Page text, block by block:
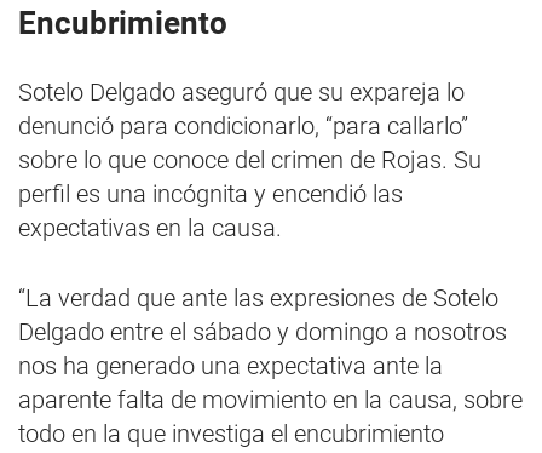
Encubrimiento
Sotelo Delgado aseguró que su expareja lo
denunció para condicionarlo, “para callarlo”
sobre lo que conoce del crimen de Rojas. Su
perfil es una incógnita y encendió las
expectativas en la causa.
“La verdad que ante las expresiones de Sotelo
Delgado entre el sábado y domingo a nosotros
nos ha generado una expectativa ante la
aparente falta de movimiento en la causa, sobre
todo en la que investiga el encubrimiento